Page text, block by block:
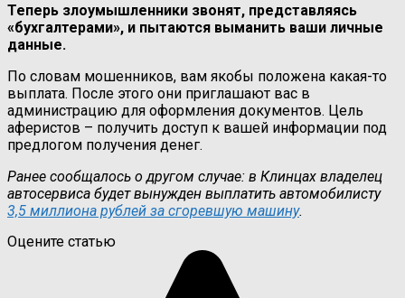
Теперь злоумышленники звонят, представляясь
«бухгалтерами», и пытаются выманить ваши личные
данные.
По словам мошенников, вам якобы положена какая-то
выплата. После этого они приглашают вас в
администрацию для оформления документов. Цель
аферистов – получить доступ к вашей информации под
предлогом получения денег.
Ранее сообщалось о другом случае: в Клинцах владелец
автосервиса будет вынужден выплатить автомобилисту
3,5 миллиона рублей за сгоревшую машину.
Оцените статью